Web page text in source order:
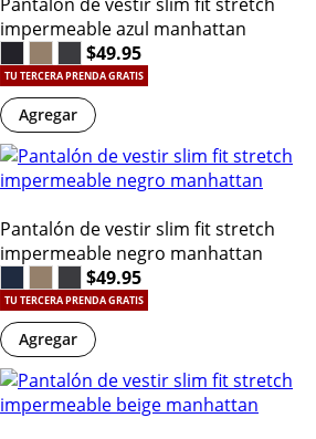
impermeable azul manhattan
$49.95
TU TERCERA PRENDA GRATIS
Agregar
Pantalón de vestir slim fit stretch
impermeable negro manhattan
$49.95
TU TERCERA PRENDA GRATIS
Agregar